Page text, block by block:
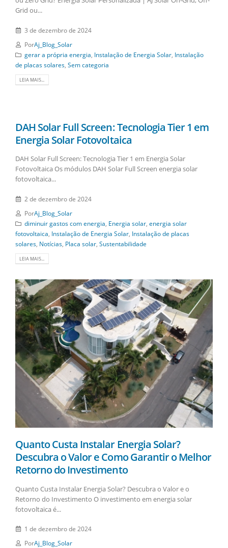
Grid ou...
3 de dezembro de 2024
PorAj_Blog_Solar
gerar a própria energia Instalação de Energia Solar, Instalação
de placas solares Sem categoria
LEIA MAIS...
DAH Solar Full Screen: Tecnologia Tier 1 em
Energia Solar Fotovoltaica
DAH Solar Full Screen: Tecnologia Tier 1 em Energia Solar
Fotovoltaica Os módulos DAH Solar Full Screen energia solar
fotovoltaica...
2 de dezembro de 2024
PorAj_Blog_Solar
diminuir gastos com energia Energia solar, energia solar
fotovoltaica Instalação de Energia Solar Instalação de placas
solares Notícias Placa solar Sustentabilidade
LEIA MAIS...
Quanto Custa Instalar Energia Solar?
Descubra o Valor e Como Garantir o Melhor
Retorno do Investimento
Quanto Custa Instalar Energia Solar? Descubra o Valor e o
Retorno do Investimento O investimento em energia solar
fotovoltaica é...
1 de dezembro de 2024
PorAj_Blog_Solar